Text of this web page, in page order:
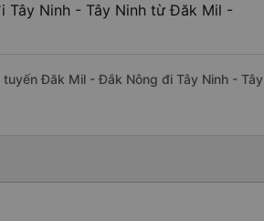
Tây Ninh - Tây Ninh từ Đăk Mil -
Đăk Mil - Đắk Nông đi Tây Ninh - Tây